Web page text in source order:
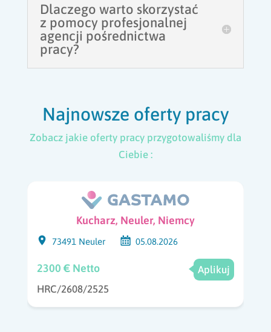
Dlaczego warto skorzystać
z pomocy profesjonalnej
agencji pośrednictwa
pracy?
Najnowsze oferty pracy
Zobacz jakie oferty pracy przygotowaliśmy dla
Ciebie :
Kucharz, Neuler, Niemcy
73491 Neuler 05.08.2026
2300 € Netto
Aplikuj
HRC/2608/2525